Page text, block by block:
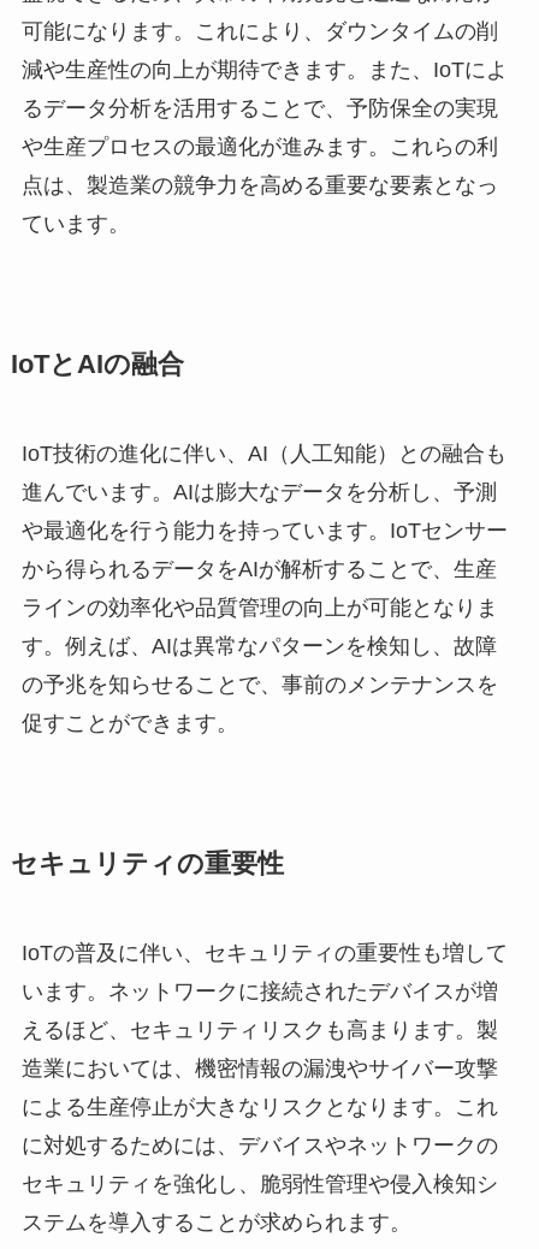
可能になります。これにより、ダウンタイムの削
減や生産性の向上が期待できます。また、IoTによ
るデータ分析を活用することで、予防保全の実現
や生産プロセスの最適化が進みます。これらの利
点は、製造業の競争力を高める重要な要素となっ
ています。
IoTとAIの融合
IoT技術の進化に伴い、AI（人工知能）との融合も
進んでいます。AIは膨大なデータを分析し、予測
や最適化を行う能力を持っています。IoTセンサー
から得られるデータをAIが解析することで、生産
ラインの効率化や品質管理の向上が可能となりま
す。例えば、AIは異常なパターンを検知し、故障
の予兆を知らせることで、事前のメンテナンスを
促すことができます。
セキュリティの重要性
IoTの普及に伴い、セキュリティの重要性も増して
います。ネットワークに接続されたデバイスが増
えるほど、セキュリティリスクも高まります。製
造業においては、機密情報の漏洩やサイバー攻撃
による生産停止が大きなリスクとなります。これ
に対処するためには、デバイスやネットワークの
セキュリティを強化し、脆弱性管理や侵入検知シ
ステムを導入することが求められます。